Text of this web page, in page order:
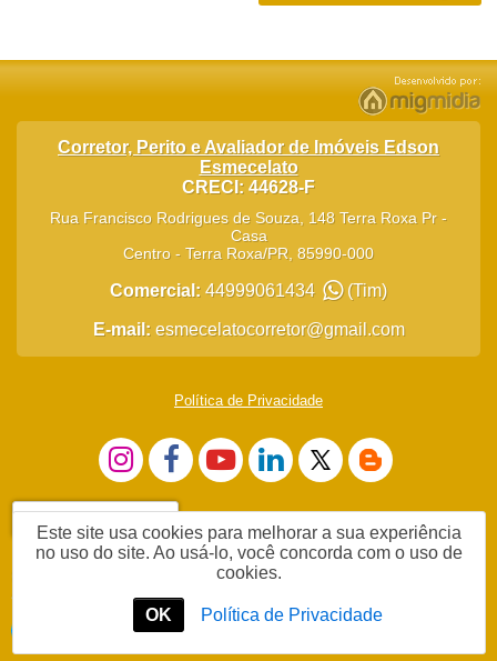
Envie-me uma mensagem pelo Facebook
Olá, Vamos Comprar ou Vender Imóvel
Corretor, Perito e Avaliador de Imóveis Edson
Esmecelato
CRECI: 44628-F
Rua Francisco Rodrigues de Souza, 148 Terra Roxa Pr -
Casa
Centro - Terra Roxa/PR 85990-000
Comercial: 44999061434 (Tim)
E-mail: esmecelatocorretor@gmail.com
Política de Privacidade
Este site usa cookies para melhorar a sua experiência
no uso do site. Ao usá-lo, você concorda com o uso de
cookies.
OK Política de Privacidade